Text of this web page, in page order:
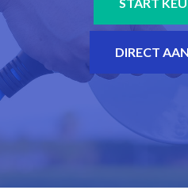
DIRECT